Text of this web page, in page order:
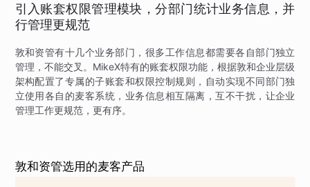
引入账套权限管理模块，分部门统计业务信息，并
行管理更规范
敦和资管有十几个业务部门，很多工作信息都需要各自部门独立
管理，不能交叉。MikeX特有的账套权限功能，根据敦和企业层级
架构配置了专属的子账套和权限控制规则，自动实现不同部门独
立使用各自的麦客系统，业务信息相互隔离，互不干扰，让企业
管理工作更规范，更有序。
敦和资管选用的麦客产品